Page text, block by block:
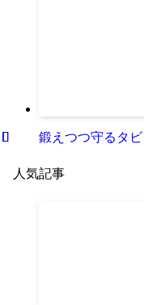
鍛えつつ守るタ
人気記事